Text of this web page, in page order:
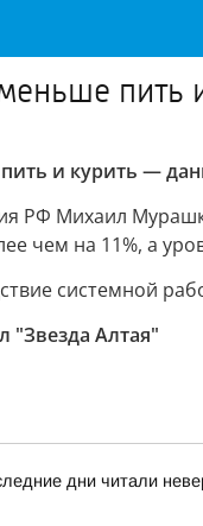
меньше
и курить —
РФ Михаил
чем на 11%, а
системной
"Звезда Алтая"
дни читали